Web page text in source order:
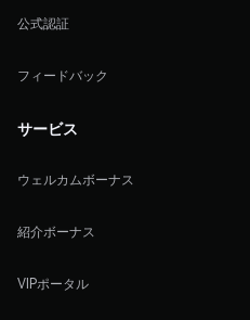
公式認証
フィードバック
サービス
ウェルカムボーナス
紹介ボーナス
VIPポータル